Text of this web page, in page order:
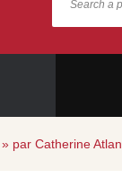
par Catherine Atlan